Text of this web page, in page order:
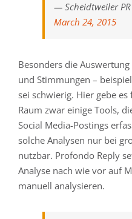
— Scheidtweiler
March 24, 2015
Besonders die
und Stimmungen –
sei schwierig. Hier gebe
Raum zwar einige Tools,
Social Media-Postings
solche Analysen nur bei
nutzbar. Profondo Reply
Analyse nach wie vor auf
manuell analysieren.